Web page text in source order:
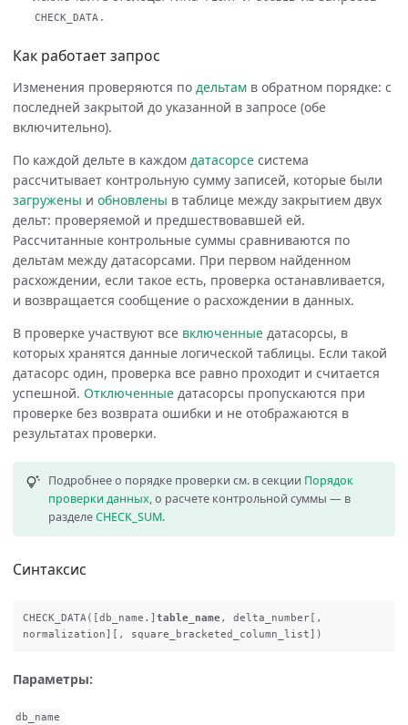
CHECK_DATA .
Как работает запрос
Изменения проверяются по дельтам в обратном порядке: с
последней закрытой до указанной в запросе (обе
включительно).
По каждой дельте в каждом датасорсе система
рассчитывает контрольную сумму записей, которые были
загружены и обновлены в таблице между закрытием двух
дельт: проверяемой и предшествовавшей ей.
Рассчитанные контрольные суммы сравниваются по
дельтам между датасорсами. При первом найденном
расхождении, если такое есть, проверка останавливается,
и возвращается сообщение о расхождении в данных.
В проверке участвуют все включенные датасорсы, в
которых хранятся данные логической таблицы. Если такой
датасорс один, проверка все равно проходит и считается
успешной. Отключенные датасорсы пропускаются при
проверке без возврата ошибки и не отображаются в
результатах проверки.
Подробнее о порядке проверки см. в секции Порядок
проверки данных, о расчете контрольной суммы — в
разделеCHECK_SUM.
Синтаксис
CHECK_DATA ([db_name .] table_name, delta_number[,
normalization ][, square_bracketed_column_list ])
Параметры:
db_name